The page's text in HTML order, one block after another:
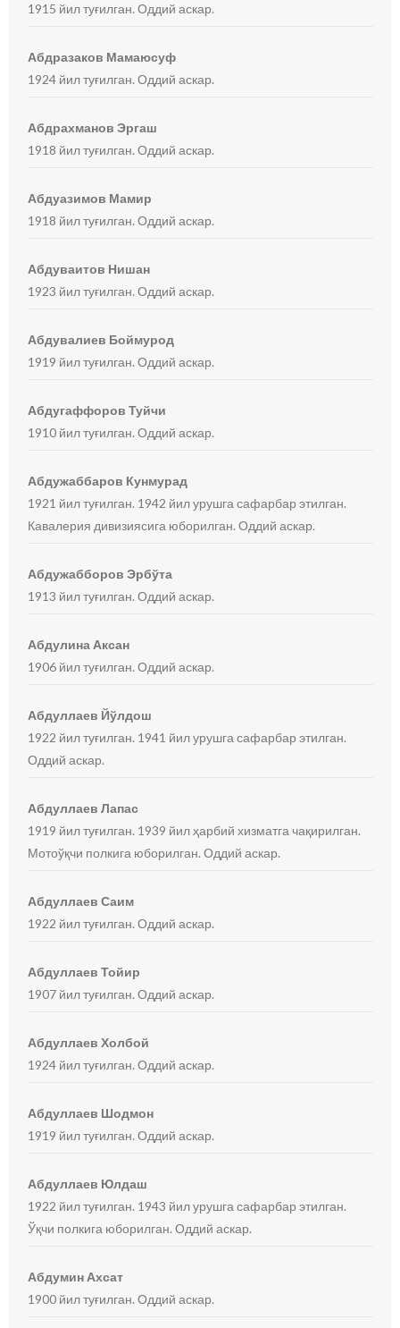
1915 йил туғилган. Оддий аскар.
Абдразаков Мамаюсуф
1924 йил туғилган. Оддий аскар.
Абдрахманов Эргаш
1918 йил туғилган. Оддий аскар.
Абдуазимов Мамир
1918 йил туғилган. Оддий аскар.
Абдуваитов Нишан
1923 йил туғилган. Оддий аскар.
Абдувалиев Боймурод
1919 йил туғилган. Оддий аскар.
Абдугаффоров Туйчи
1910 йил туғилган. Оддий аскар.
Абдужаббаров Кунмурад
1921 йил туғилган. 1942 йил урушга сафарбар этилган.
Кавалерия дивизиясига юборилган. Оддий аскар.
Абдужабборов Эрбўта
1913 йил туғилган. Оддий аскар.
Абдулина Аксан
1906 йил туғилган. Оддий аскар.
Абдуллаев Йўлдош
1922 йил туғилган. 1941 йил урушга сафарбар этилган.
Оддий аскар.
Абдуллаев Лапас
1919 йил туғилган. 1939 йил ҳарбий хизматга чақирилган.
Мотоўқчи полкига юборилган. Оддий аскар.
Абдуллаев Саим
1922 йил туғилган. Оддий аскар.
Абдуллаев Тойир
1907 йил туғилган. Оддий аскар.
Абдуллаев Холбой
1924 йил туғилган. Оддий аскар.
Абдуллаев Шодмон
1919 йил туғилган. Оддий аскар.
Абдуллаев Юлдаш
1922 йил туғилган. 1943 йил урушга сафарбар этилган.
Ўқчи полкига юборилган. Оддий аскар.
Абдумин Ахсат
1900 йил туғилган. Оддий аскар.